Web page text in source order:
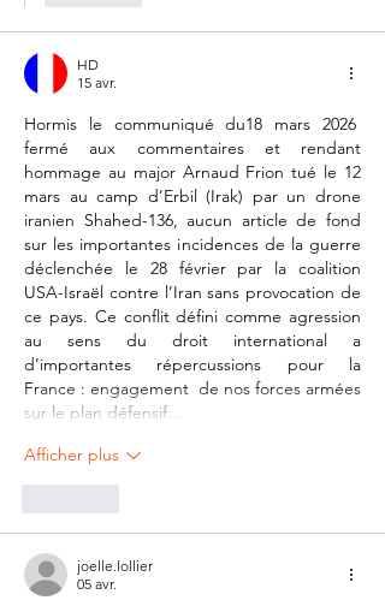
HD
15 avr.
Hormis le communiqué du18 mars 2026
fermé aux commentaires et rendant
hommage au major Arnaud Frion tué le 12
mars au camp d’Erbil (Irak) par un drone
iranien Shahed-136, aucun article de fond
sur les importantes incidences de la guerre
déclenchée le 28 février par la coalition
USA-Israël contre l’Iran sans provocation de
ce pays. Ce conflit défini comme agression
au sens du droit international a
d’importantes répercussions pour la
France : engagement  de nos forces armées
sur le plan défensif…
Afficher plus
joelle.lollier
05 avr.